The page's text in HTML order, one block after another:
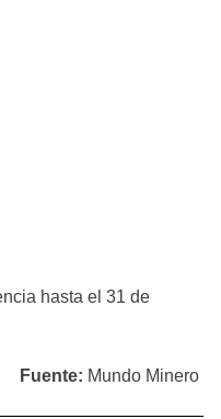
hasta el 31 de
Fuente: Mundo Minero